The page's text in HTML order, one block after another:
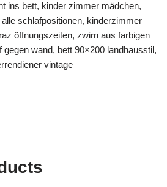
ins bett, kinder zimmer mädchen,
schlafpositionen, kinderzimmer
öffnungszeiten, zwirn aus farbigen
wand, bett 90×200 landhausstil,
vintage